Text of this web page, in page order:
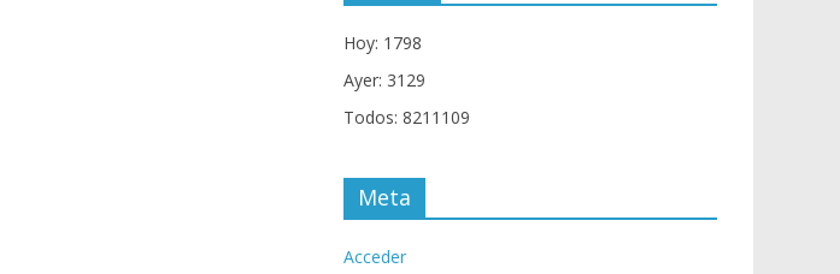
Hoy: 1798
Ayer: 3129
Todos: 8211109
Meta
Acceder